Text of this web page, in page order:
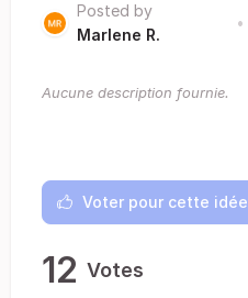
Posted by
Marlene R.
•
Aucune description fournie.
Voter pour cette idée
12 Votes